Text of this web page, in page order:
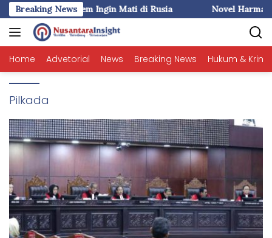
Langsung
ke
konten
Breaking News
MINI (1) : Liem Ingin Mati di Rusia Novel Harmaun:
Home Advetorial News Breaking News Hukum &
Pilkada